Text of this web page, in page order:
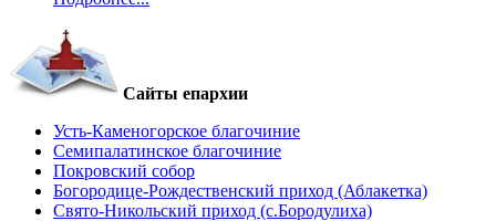
Сайты епархии
Усть-Каменогорское благочиние
Семипалатинское благочиние
Покровский собор
Богородице-Рождественский приход (Аблакетка)
Свято-Никольский приход (с.Бородулиха)